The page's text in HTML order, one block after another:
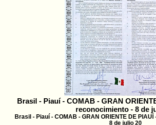
Brasil - Piauí - COMAB - GRAN
reconocimiento - 8 de
Brasil - Piauí - COMAB - GRAN ORIENTE DE
8 de julio 20